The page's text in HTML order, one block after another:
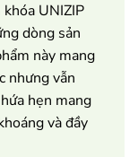
UNIZIP
dòng sản
này mang
nhưng vẫn
hẹn mang
và đầy